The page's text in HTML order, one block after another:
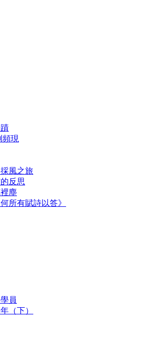
頻現
風之旅
反思
塵
所有賦詩以答》
員
（下）